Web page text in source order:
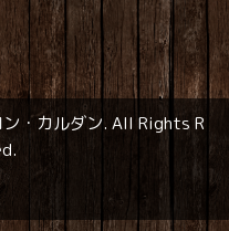
・カルダン. All Rights R